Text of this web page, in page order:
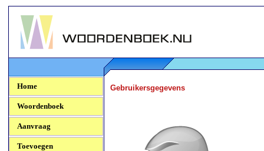
Woordenboek.NU
Home
Woordenboek
Aanvraag
Toevoegen
Gebruikersgegevens